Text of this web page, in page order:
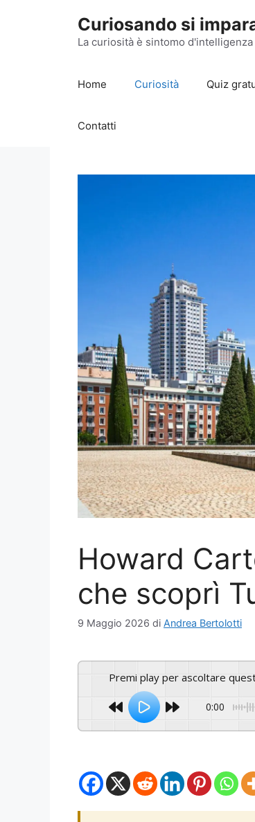
Curiosando si
La curiosità è sintomo d'intelligenza
Home Curiosità Quiz
Contatti
Howard
che scoprì
9 Maggio 2026 di Andrea Bertolotti
Premi play per ascoltare
0:00